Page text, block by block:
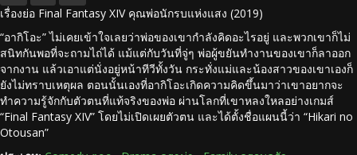
เรื่องย่อ Final Fantasy XIV คุณพ่อนักรบแห่งแสง (2019)
“อากิโอะ” ไม่เคยเข้าใจเลยว่าพ่อของเขากำลังคิดอะไรอยู่ และพวกเขาก็ไม่
สนิทกันพอที่จะถามไถ่ได้ แม้แต่กับวันที่จู่ๆ พ่อผู้ขยันทำงานของเขาก็ลาออก
จากงาน แล้วเอาแต่นั่งอยู่หน้าทีวีทั้งวัน กระทั่งแม่และน้องสาวของเขาเองก็
ยังไม่ทราบเหตุผล ตอนนั้นเองที่อากิโอะเกิดความคิดขึ้นมาว่าเขาอยากจะ
ทำความรู้จักกับตัวตนที่แท้จริงของพ่อ ผ่านโลกที่เขาหลงใหลอย่างเกมส์
“Final Fantasy XIV” โดยไม่เปิดเผยตัวตน และได้ตั้งชื่อแผนนี้ว่า “Hikari no
Otousan”